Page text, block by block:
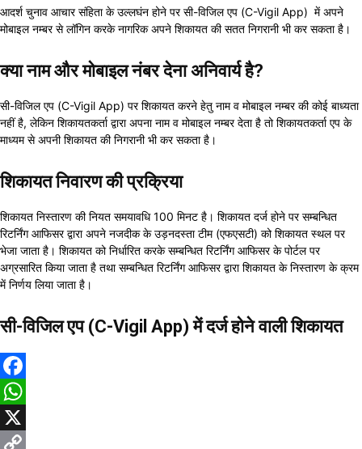
आदर्श चुनाव आचार संहिता के उल्लघंन होने पर सी-विजिल एप (C-Vigil App) में अपने
मोबाइल नम्बर से लॉगिन करके नागरिक अपने शिकायत की सतत निगरानी भी कर सकता है।
क्या नाम और मोबाइल नंबर देना अनिवार्य है?
सी-विजिल एप (C-Vigil App) पर शिकायत करने हेतु नाम व मोबाइल नम्बर की कोई बाध्यता
नहीं है, लेकिन शिकायतकर्ता द्वारा अपना नाम व मोबाइल नम्बर देता है तो शिकायतकर्ता एप के
माध्यम से अपनी शिकायत की निगरानी भी कर सकता है।
शिकायत निवारण की प्रक्रिया
शिकायत निस्तारण की नियत समयावधि 100 मिनट है। शिकायत दर्ज होने पर सम्बन्धित
रिटर्निंग आफिसर द्वारा अपने नजदीक के उड़नदस्ता टीम (एफएसटी) को शिकायत स्थल पर
भेजा जाता है। शिकायत को निर्धारित करके सम्बन्धित रिटर्निंग आफिसर के पोर्टल पर
अग्रसारित किया जाता है तथा सम्बन्धित रिटर्निंग आफिसर द्वारा शिकायत के निस्तारण के क्रम
में निर्णय लिया जाता है।
सी-विजिल एप (C-Vigil App) में दर्ज होने वाली शिकायत
Facebook
WhatsApp
X